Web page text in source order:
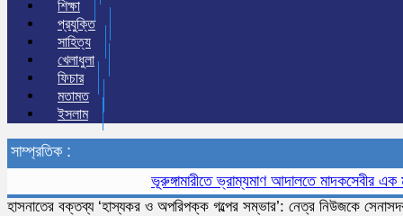
শিক্ষা
প্রযুক্তি
সাহিত্য
খেলাধুলা
ফিচার
মতামত
ইসলাম
সাম্প্রতিক :
ভূরুঙ্গামারীতে ভ্রাম্যমাণ আদালতে মাদকসেবীর এক মাসের
হাসনাতের বক্তব্য ‘হাস্যকর ও অপরিপক্ক গল্পের সম্ভার’: নেত্র নিউজকে